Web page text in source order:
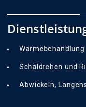
Wärmebehandlung
Schäldrehen und
Abwickeln,